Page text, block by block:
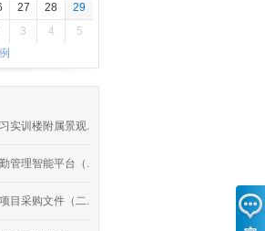
27 28
29
3 4
5
实训楼附属景观...
管理智能平台（...
目采购文件（二...